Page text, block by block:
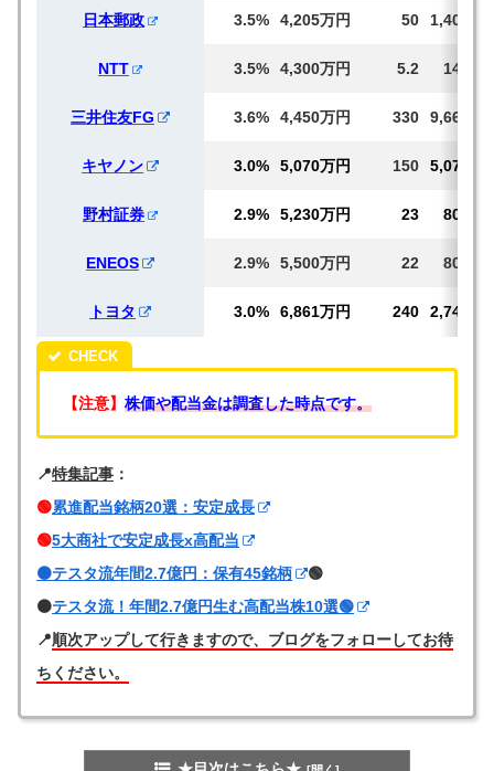
日本郵政 3.5% 4,205万円 50 1,401
NTT 3.5% 4,300万円 5.2 149
三井住友FG 3.6% 4,450万円 330 9,664
キヤノン 3.0% 5,070万円 150 5,070
野村証券 2.9% 5,230万円 23 801
ENEOS 2.9% 5,500万円 22 802
トヨタ 3.0% 6,861万円 240 2,745
【注意】 株価や配当金は調査した時点です。
📍特集記事 ：
🟢累進配当銘柄20選：安定成長
🟢5大商社で安定成長x高配当
🟠テスタ流年間2.7億円：保有45銘柄
🟢
🟠テスタ流！年間2.7億円生む高配当株10選🟢
📍順次アップして行きますので、ブログをフォローしてお待
ちください。